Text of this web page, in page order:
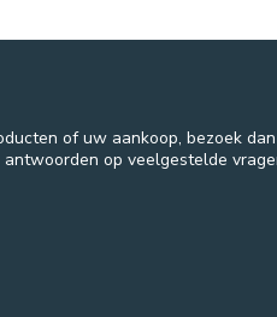
of uw aankoop, bezoek
op veelgestelde